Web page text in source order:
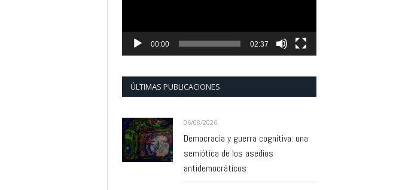
00:00 02:37
ÚLTIMAS PUBLICACIONES
06/08/2026
Democracia y guerra cognitiva: una
semiótica de los asedios
antidemocráticos